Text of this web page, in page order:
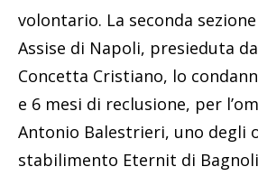
volontario. La seconda
Assise di Napoli, presieduta
Concetta Cristiano, lo
e 6 mesi di reclusione, per
Antonio Balestrieri, uno degli
stabilimento Eternit di